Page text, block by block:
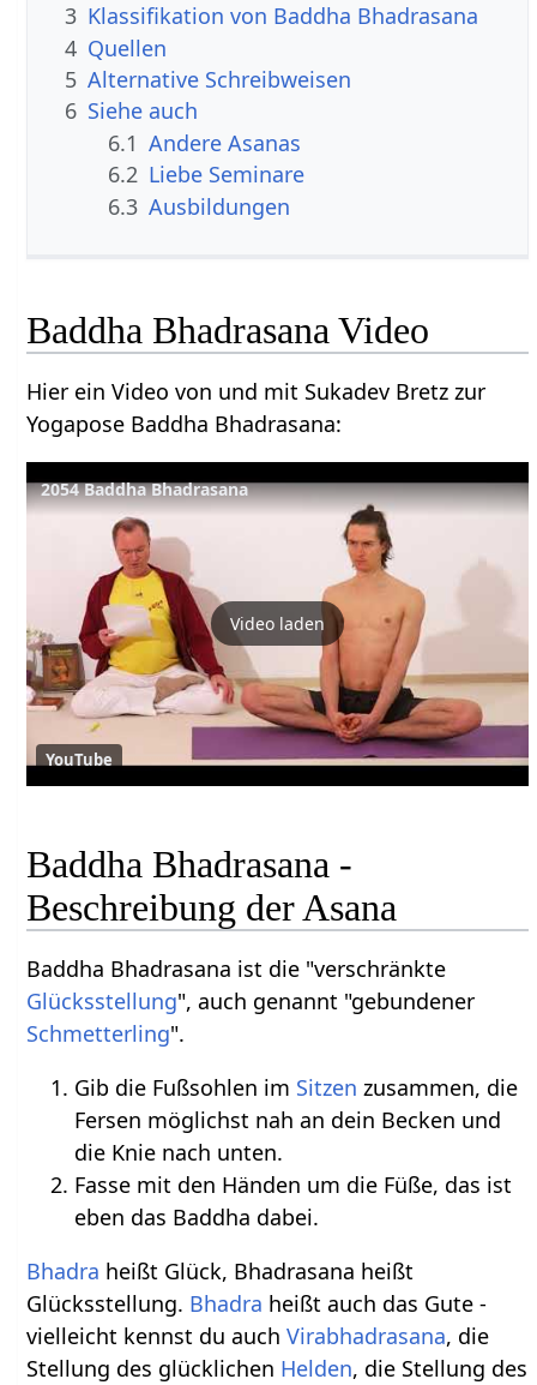
3 Klassifikation von Baddha Bhadrasana
4 Quellen
5 Alternative Schreibweisen
6 Siehe auch
6.1 Andere Asanas
6.2 Liebe Seminare
6.3 Ausbildungen
Baddha Bhadrasana Video
Hier ein Video von und mit Sukadev Bretz zur
Yogapose Baddha Bhadrasana:
2054 Baddha Bhadrasana
Video laden
YouTube
Baddha Bhadrasana -
Beschreibung der Asana
Baddha Bhadrasana ist die "verschränkte
Glücksstellung", auch genannt "gebundener
Schmetterling".
Gib die Fußsohlen im Sitzen zusammen, die
Fersen möglichst nah an dein Becken und
die Knie nach unten.
Fasse mit den Händen um die Füße, das ist
eben das Baddha dabei.
Bhadra heißt Glück, Bhadrasana heißt
Glücksstellung. Bhadra heißt auch das Gute -
vielleicht kennst du auchVirabhadrasana, die
Stellung des glücklichen Helden, die Stellung des